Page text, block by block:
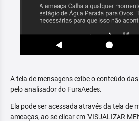
A tela de mensagens exibe o conteúdo
pelo analisador do FuraAedes.
Ela pode ser acessada através da tela de
ameaças, ao se clicar em 'VISUALIZAR